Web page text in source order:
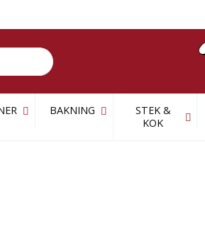
BAKNING
STEK &
KOK